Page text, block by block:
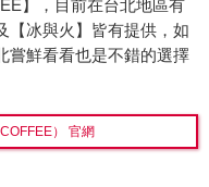
】，目前在台北地區有
【冰與火】皆有提供，如
嘗鮮看看也是不錯的選擇
） 官網